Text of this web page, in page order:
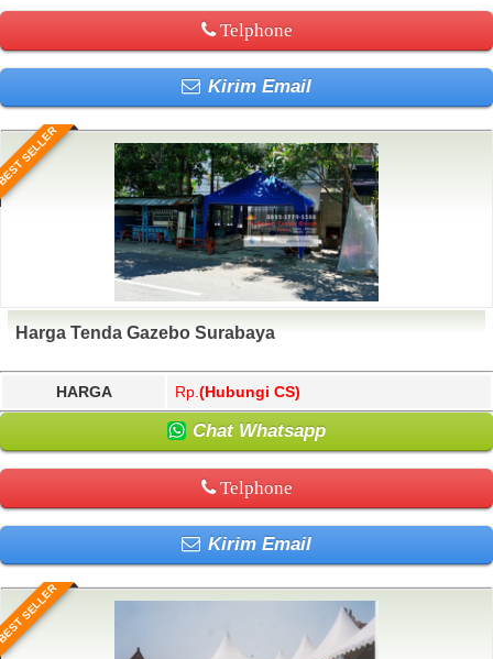
Telphone
Kirim Email
SELLER
Harga Tenda Gazebo Surabaya
HARGA Rp. (Hubungi CS)
Chat Whatsapp
Telphone
Kirim Email
SELLER